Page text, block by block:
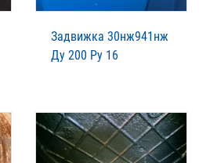
Задвижка 30нж941нж
Ду 200 Ру 16